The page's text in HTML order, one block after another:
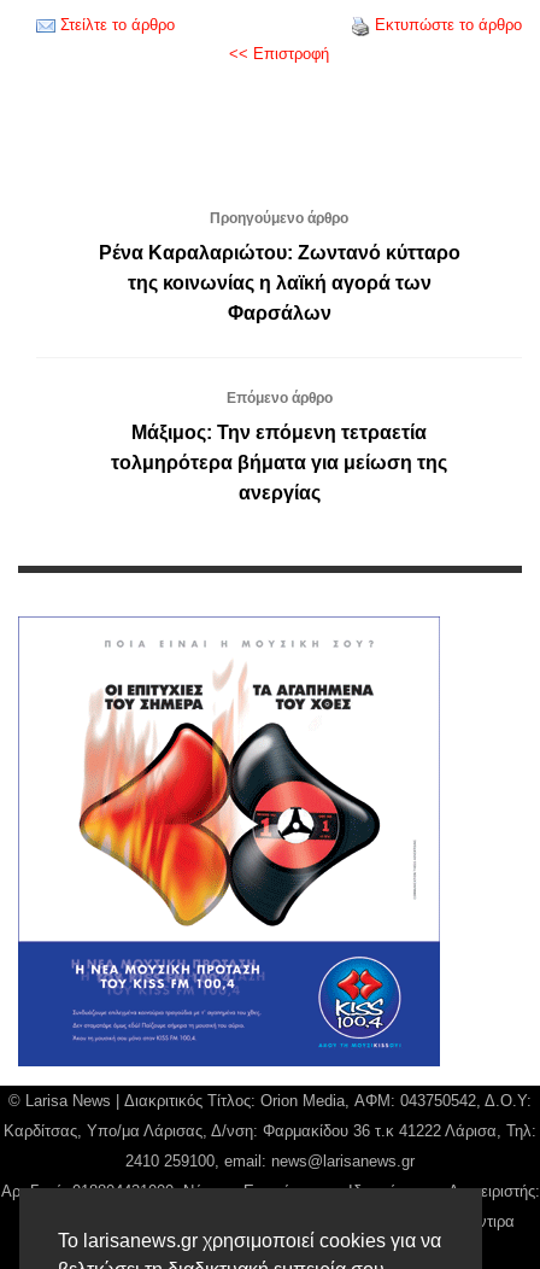
Το larisanews.gr χρησιμοποιεί cookies για να
Στείλτε το άρθρο
Εκτυπώστε το άρθρο
<< Επιστροφή
Προηγούμενο άρθρο
Ρένα Καραλαριώτου: Ζωντανό κύτταρο
της κοινωνίας η λαϊκή αγορά των
Φαρσάλων
Επόμενο άρθρο
Μάξιμος: Την επόμενη τετραετία
τολμηρότερα βήματα για μείωση της
ανεργίας
© Larisa News | Διακριτικός Τίτλος: Orion Media, ΑΦΜ: 043750542, Δ.Ο.Υ:
Καρδίτσας, Υπο/μα Λάρισας, Δ/νση: Φαρμακίδου 36 τ.κ 41222 Λάρισα, Τηλ:
2410 259100, email: news@larisanews.gr
Αρ. Γεμή: 018804431000, Νόμιμος Εκπρόσωπος, Ιδιοκτήτης και Διαχειριστής:
Παναγιώτης Φιλίππου, Διευθύντρια: Γιαννουσά Βασιλική, Διευθύντιρα
Σύνταξης: Μπαλαμπάνη Βασιλική.